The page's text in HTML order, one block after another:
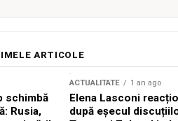
ARTICOLE
schimbă
Rusia,
ACTUALITATE 1 an ago
Elena Lasconi
după eșecul